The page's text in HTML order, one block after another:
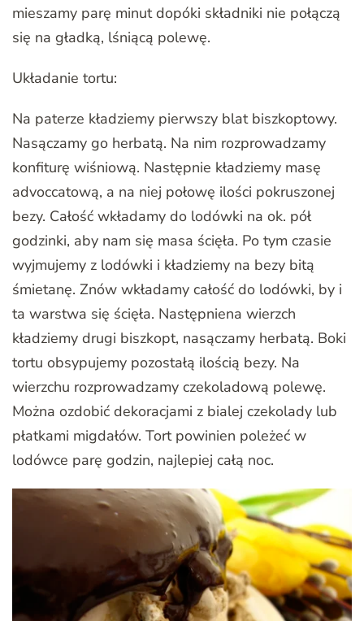
mieszamy parę minut dopóki składniki nie połączą
się na gładką, lśniącą polewę.
Układanie tortu:
Na paterze kładziemy pierwszy blat biszkoptowy.
Nasączamy go herbatą. Na nim rozprowadzamy
konfiturę wiśniową. Następnie kładziemy masę
advoccatową, a na niej połowę ilości pokruszonej
bezy. Całość wkładamy do lodówki na ok. pół
godzinki, aby nam się masa ścięła. Po tym czasie
wyjmujemy z lodówki i kładziemy na bezy bitą
śmietanę. Znów wkładamy całość do lodówki, by i
ta warstwa się ścięła. Następniena wierzch
kładziemy drugi biszkopt, nasączamy herbatą. Boki
tortu obsypujemy pozostałą ilością bezy. Na
wierzchu rozprowadzamy czekoladową polewę.
Można ozdobić dekoracjami z bialej czekolady lub
płatkami migdałów. Tort powinien poleżeć w
lodówce parę godzin, najlepiej całą noc.